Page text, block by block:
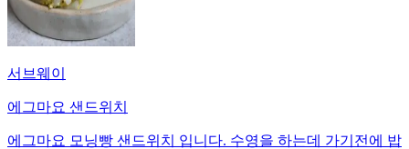
서브웨이
에그마요 샌드위치
에그마요 모닝빵 샌드위치 입니다. 수영을 하는데 가기전에 밥